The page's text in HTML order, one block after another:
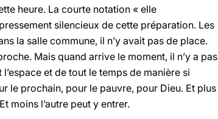
heure. La courte notation « elle
silencieux de cette préparation. Les
la salle commune, il n’y avait pas de place.
Mais quand arrive le moment, il n’y a pas
et de tout le temps de manière si
le prochain, pour le pauvre, pour Dieu. Et plus
moins l’autre peut y entrer.